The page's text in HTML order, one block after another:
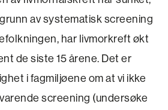
av systematisk screening
har livmorkreft økt
de siste 15 årene. Det er
i fagmiljøene om at vi ikke
screening (undersøke